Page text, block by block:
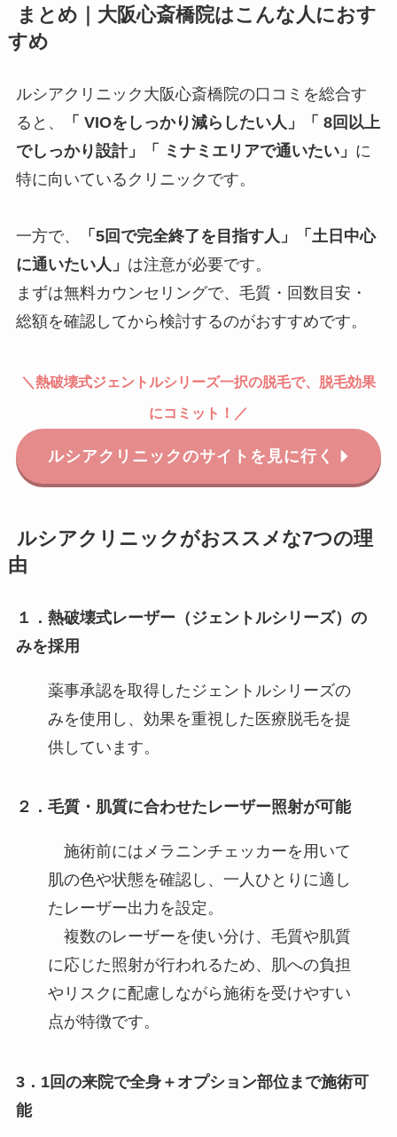
まとめ｜大阪心斎橋院はこんな人におす
すめ
ルシアクリニック大阪心斎橋院の口コミを総合す
ると、
「 VIOをしっかり減らしたい人」
「 8回以上
でしっかり設計」「
ミナミエリアで通いたい」 に
特に向いているクリニックです。
一方で、
「5回で完全終了を目指す人」「土日中心
に通いたい人」 は注意が必要です。
まずは無料カウンセリングで、毛質・回数目安・
総額を確認してから検討するのがおすすめです。
＼ 熱破壊式ジェントルシリーズ一択の脱毛で、脱毛効果
にコミット！ ／
ルシアクリニックのサイトを見に行く
ルシアクリニックがおススメな7つの理
由
１．熱破壊式レーザー（ジェントルシリーズ）の
みを採用
薬事承認を取得したジェントルシリーズの
みを使用し、効果を重視した医療脱毛を提
供しています。
２．毛質・肌質に合わせたレーザー照射が可能
施術前にはメラニンチェッカーを用いて
肌の色や状態を確認し、一人ひとりに適し
たレーザー出力を設定。
複数のレーザーを使い分け、毛質や肌質
に応じた照射が行われるため、肌への負担
やリスクに配慮しながら施術を受けやすい
点が特徴です。
3．1回の来院で全身＋オプション部位まで施術可
能